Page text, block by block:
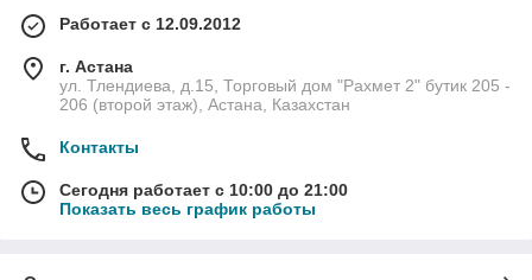
Работает с 12.09.2012
г. Астана
ул. Тлендиева, д.15, Торговый дом "Рахмет 2" бутик 205 -
206 (второй этаж), Астана, Казахстан
Контакты
Сегодня работает с 10:00 до 21:00
Показать весь график работы